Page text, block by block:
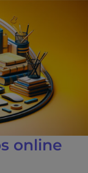
online